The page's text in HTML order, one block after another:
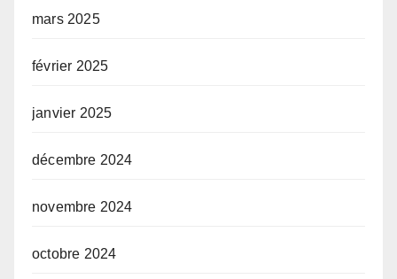
mars 2025
février 2025
janvier 2025
décembre 2024
novembre 2024
octobre 2024